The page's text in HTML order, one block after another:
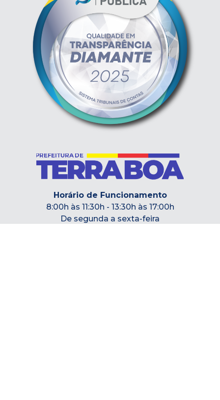
Horário de Funcionamento
8:00h às 11:30h - 13:30h às 17:00h
De segunda a sexta-feira